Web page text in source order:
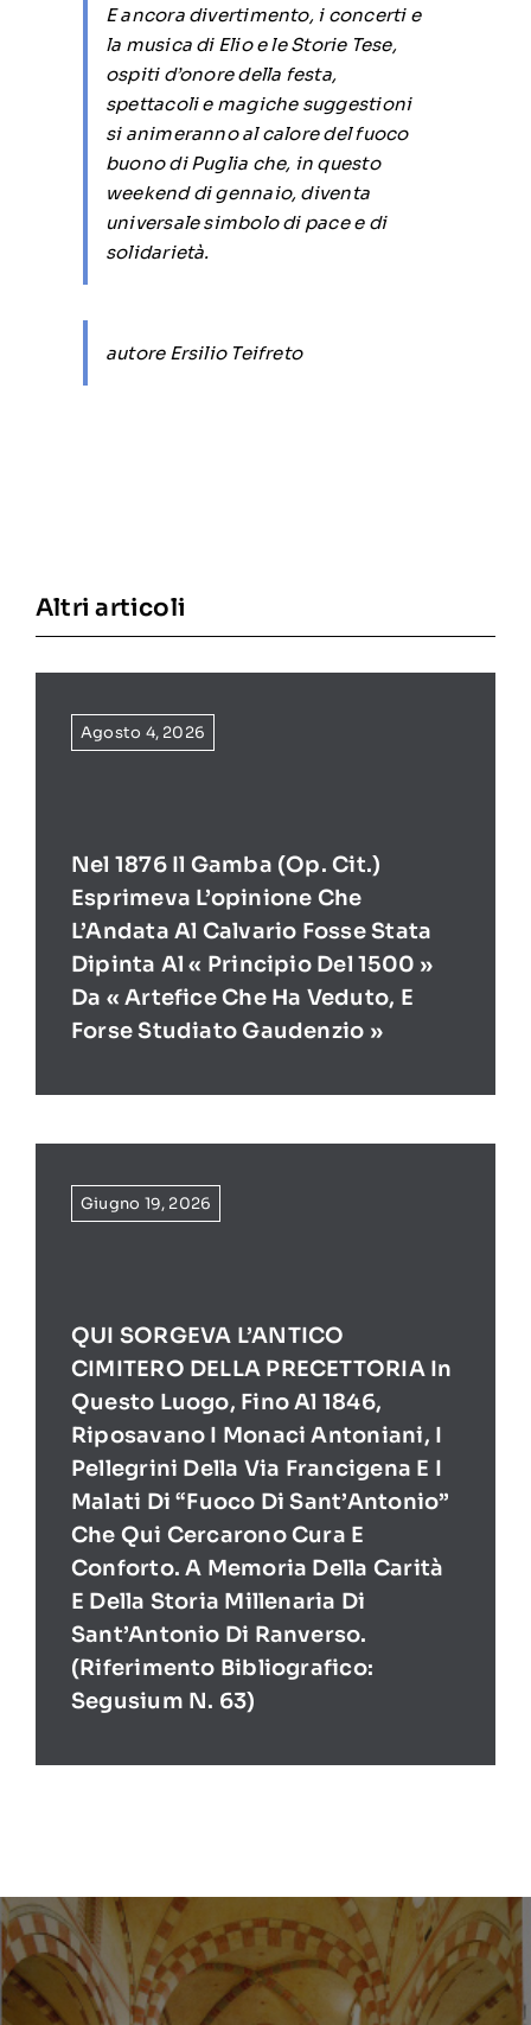
E ancora divertimento, i concerti e
la musica di Elio e le Storie Tese,
ospiti d’onore della festa,
spettacoli e magiche suggestioni
si animeranno al calore del fuoco
buono di Puglia che, in questo
weekend di gennaio, diventa
universale simbolo di pace e di
solidarietà.
autore Ersilio Teifreto
Altri articoli
Agosto 4, 2026
Nel 1876 Il Gamba (op. Cit.)
Esprimeva L’opinione Che
L’Andata Al Calvario Fosse Stata
Dipinta Al « Principio Del 1500 »
Da « Artefice Che Ha Veduto, E
Forse Studiato Gaudenzio »
Giugno 19, 2026
QUI SORGEVA L’ANTICO
CIMITERO DELLA PRECETTORIA In
Questo Luogo, Fino Al 1846,
Riposavano I Monaci Antoniani, I
Pellegrini Della Via Francigena E I
Malati Di “Fuoco Di Sant’Antonio”
Che Qui Cercarono Cura E
Conforto. A Memoria Della Carità
E Della Storia Millenaria Di
Sant’Antonio Di Ranverso.
(Riferimento Bibliografico:
Segusium N. 63)